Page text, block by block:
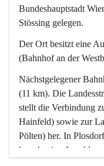
Bundeshauptstadt
Stössing gelegen.
Der Ort besitzt eine
(Bahnhof an der
Nächstgelegener
(11 km). Die
stellt die Verbindung
Hainfeld) sowie zur
Pölten) her. In
besteht eine